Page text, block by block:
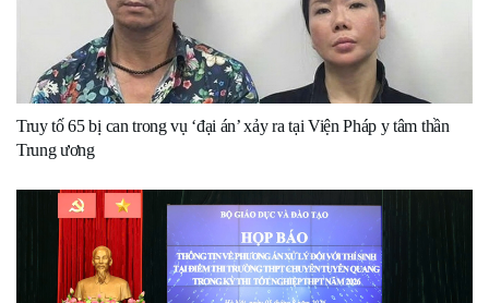
Truy tố 65 bị can trong vụ ‘đại án’ xảy ra tại Viện Pháp y tâm thần
Trung ương